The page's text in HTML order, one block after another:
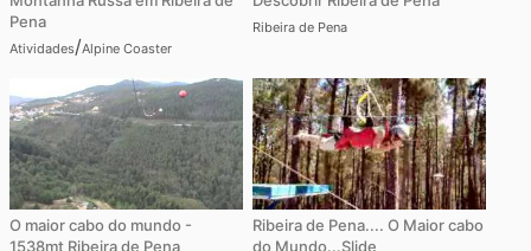
Pena
Atividades/Alpine Coaster
Ribeira de Pena
O maior cabo do mundo -
1538mt Ribeira de Pena
Ribeira de Pena.... O Maior cabo
do Mundo...Slide